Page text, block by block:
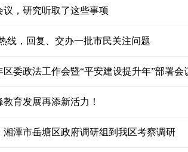
议，研究听取了这些事项
线，回复、交办一批市民关注问题
区委政法工作会暨“平安建设提升年”部署会
育发展再添新活力！
湘潭市岳塘区政府调研组到我区考察调研